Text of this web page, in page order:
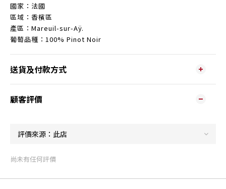
國家：法國
區域：香檳區
產區：Mareuil-sur-Aÿ.
葡萄品種：100% Pinot Noir
送貨及付款方式
顧客評價
尚未有任何評價